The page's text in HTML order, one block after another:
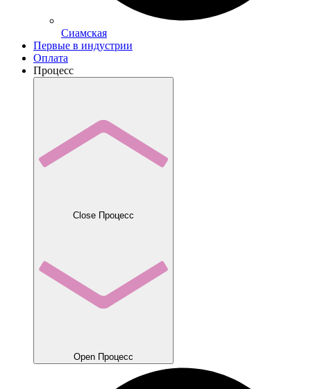
Сиамская
Первые в индустрии
Оплата
Процесс
Close Процесс
Open Процесс